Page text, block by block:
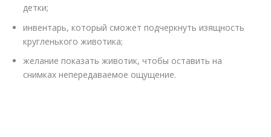
детки;
инвентарь, который сможет подчеркнуть изящность
кругленького животика;
желание показать животик, чтобы оставить на
снимках непередаваемое ощущение.